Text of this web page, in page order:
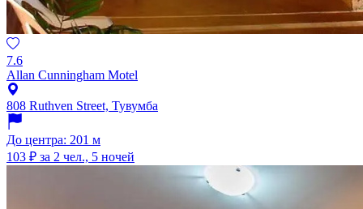
7.6
Allan Cunningham Motel
808 Ruthven Street, Тувумба
До центра: 201 м
103 ₽ за 2 чел., 5 ночей